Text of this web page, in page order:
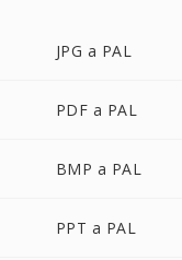
JPG a PAL
PDF a PAL
BMP a PAL
PPT a PAL